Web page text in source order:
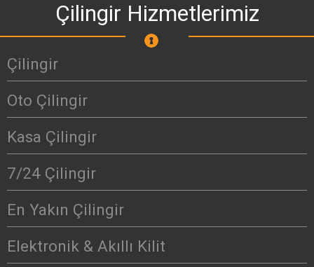
Çilingir Hizmetlerimiz
Çilingir
Oto Çilingir
Kasa Çilingir
7/24 Çilingir
En Yakın Çilingir
Elektronik & Akıllı Kilit